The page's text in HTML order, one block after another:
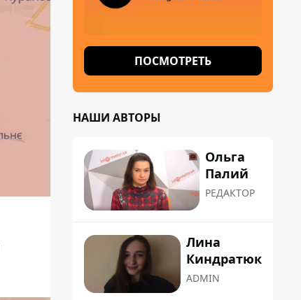
ПОСМОТРЕТЬ
НАШИ АВТОРЫ
Ольга
Палий
РЕДАКТОР
Лина
Киндратюк
ADMIN